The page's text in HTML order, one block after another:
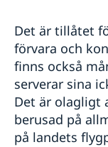
Det är tillåtet
förvara och
finns också
serverar sina
Det är olagligt
berusad på
på landets